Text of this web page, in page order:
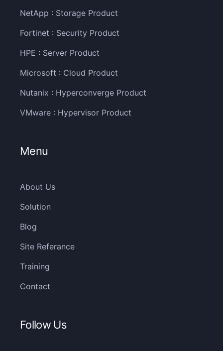
NetApp : Storage Product
Fortinet : Security Product
HPE : Server Product
Microsoft : Cloud Product
Nutanix : Hyperconverge Product
VMware : Hypervisor Product
Menu
About Us
Solution
Blog
Site Referance
Training
Contact
Follow Us